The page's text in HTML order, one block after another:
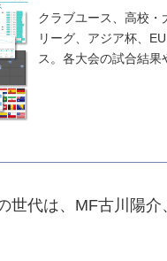
クラブユース、高校
リーグ、アジア杯、
ス。各大会の試合結
世代は、MF古川陽